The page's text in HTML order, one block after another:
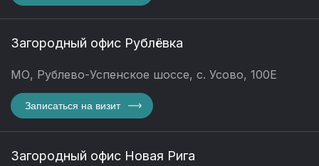
Загородный офис Рублёвка
МО, Рублево-Успенское шоссе, с. Усово, 100Е
Записаться на визит
Загородный офис Новая Рига